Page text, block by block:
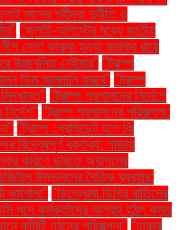
মাসের শহীদরা দুর্নীতি ও
"জুলাই-আগস্টের মধ্যে জাতীয়
নেতা ফারুক হত্যা মামলার রায়ে
উচ্ছ্বসিত নেইমার" "ট্রাম্প
ডিম আমদানি করবে" "ট্রাম্প
সিদ্ধান্ত" "ট্রাম্প প্রশাসনের নির্দেশে
"ট্রাম্প প্রশাসনের পরিকল্পনা:
"ট্রাম্প প্রেসিডেন্ট হলে কি
বিদ্বেষপূর্ণ বক্তব্য: গাজায়
কারণে ভারতে অ্যাপলের
উদ্ভাবনের নৈতিক ব্যবহার:
"ডিপ্লোমা ডিগ্রি বাতিলের
পদে কর্মকর্তাদের আগ্রহ হঠাৎ কমার
কমিটি গঠনের পরিকল্পনা" "ঢাকার